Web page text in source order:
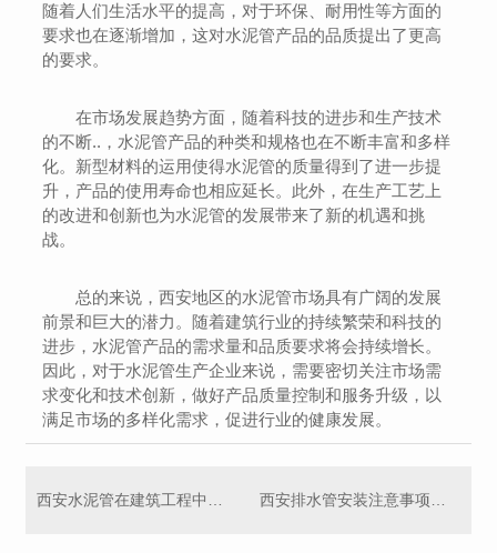
随着人们生活水平的提高，对于环保、耐用性等方面的
要求也在逐渐增加，这对水泥管产品的品质提出了更高
的要求。
在市场发展趋势方面，随着科技的进步和生产技术
的不断..，水泥管产品的种类和规格也在不断丰富和多样
化。新型材料的运用使得水泥管的质量得到了进一步提
升，产品的使用寿命也相应延长。此外，在生产工艺上
的改进和创新也为水泥管的发展带来了新的机遇和挑
战。
总的来说，西安地区的水泥管市场具有广阔的发展
前景和巨大的潜力。随着建筑行业的持续繁荣和科技的
进步，水泥管产品的需求量和品质要求将会持续增长。
因此，对于水泥管生产企业来说，需要密切关注市场需
求变化和技术创新，做好产品质量控制和服务升级，以
满足市场的多样化需求，促进行业的健康发展。